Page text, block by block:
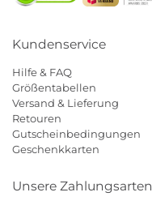
Kundenservice
Hilfe & FAQ
Größentabellen
Versand & Lieferung
Retouren
Gutscheinbedingungen
Geschenkkarten
Unsere Zahlungsarten